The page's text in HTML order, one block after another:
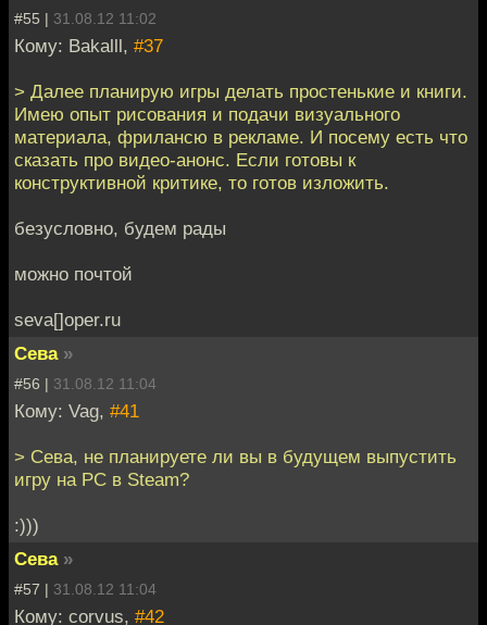
#55 | 31.08.12 11:02
Кому: Bakalll, #37
> Далее планирую игры делать простенькие и книги.
Имею опыт рисования и подачи визуального
материала, фрилансю в рекламе. И посему есть что
сказать про видео-анонс. Если готовы к
конструктивной критике, то готов изложить.
безусловно, будем рады
можно почтой
seva[]oper.ru
Сева »
#56 | 31.08.12 11:04
Кому: Vag, #41
> Сева, не планируете ли вы в будущем выпустить
игру на PC в Steam?
:)))
Сева »
#57 | 31.08.12 11:04
Кому: corvus, #42